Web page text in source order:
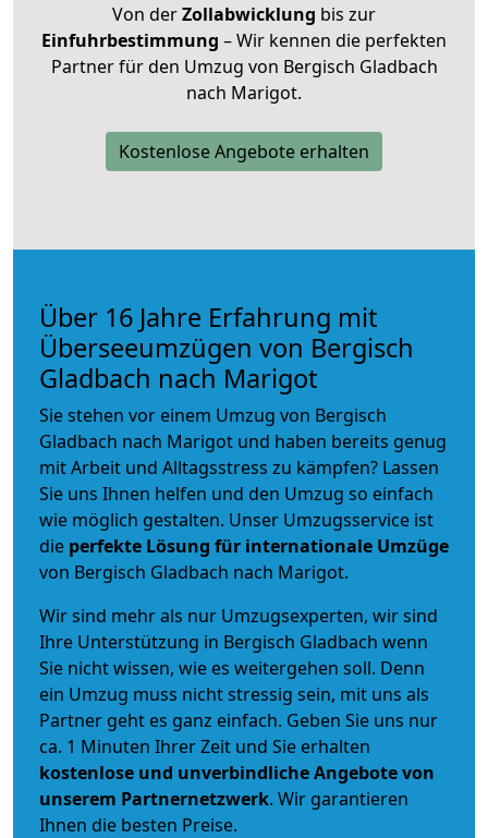
Von derZollabwicklung bis zur
Einfuhrbestimmung – Wir kennen die perfekten
Partner für den Umzug von Bergisch Gladbach
nach Marigot.
Kostenlose Angebote erhalten
Über 16 Jahre Erfahrung mit
Überseeumzügen von Bergisch
Gladbach nach Marigot
Sie stehen vor einem Umzug von Bergisch
Gladbach nach Marigot und haben bereits genug
mit Arbeit und Alltagsstress zu kämpfen? Lassen
Sie uns Ihnen helfen und den Umzug so einfach
wie möglich gestalten. Unser Umzugsservice ist
die perfekte Lösung für internationale Umzüge
von Bergisch Gladbach nach Marigot.
Wir sind mehr als nur Umzugsexperten, wir sind
Ihre Unterstützung in Bergisch Gladbach wenn
Sie nicht wissen, wie es weitergehen soll. Denn
ein Umzug muss nicht stressig sein, mit uns als
Partner geht es ganz einfach. Geben Sie uns nur
ca. 1 Minuten Ihrer Zeit und Sie erhalten
kostenlose und unverbindlicheAngebote von
unserem Partnernetzwerk. Wir garantieren
Ihnen die besten Preise.